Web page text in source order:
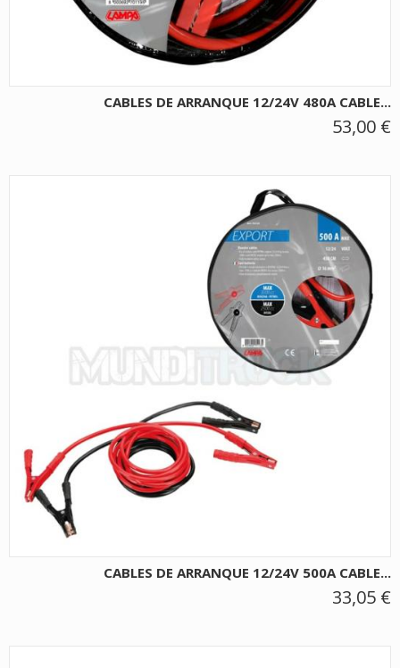
CABLES DE ARRANQUE 12/24V 480A CABLE...
53,00 €
CABLES DE ARRANQUE 12/24V 500A CABLE...
33,05 €